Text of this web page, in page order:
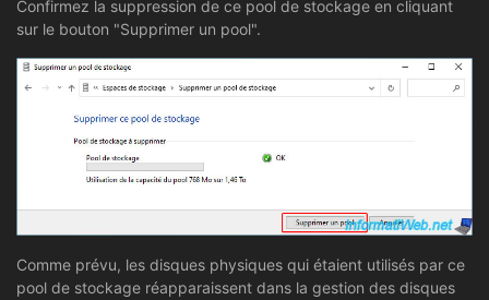
Confirmez la suppression de ce pool de stockage en cliquant
sur le bouton "Supprimer un pool".
Comme prévu, les disques physiques qui étaient utilisés par ce
pool de stockage réapparaissent dans la gestion des disques